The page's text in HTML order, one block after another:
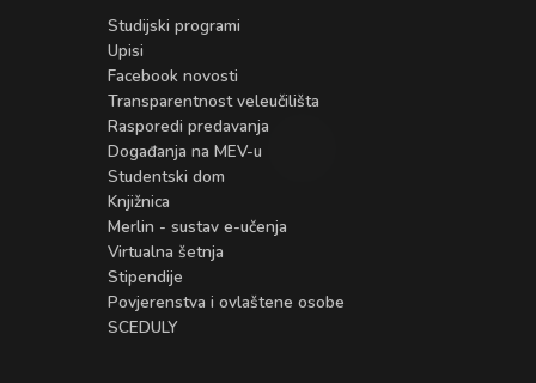
Studijski programi
Upisi
Facebook novosti
Transparentnost veleučilišta
Rasporedi predavanja
Događanja na MEV-u
Studentski dom
Knjižnica
Merlin - sustav e-učenja
Virtualna šetnja
Stipendije
Povjerenstva i ovlaštene osobe
SCEDULY